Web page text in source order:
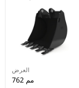
العرض
762 مم